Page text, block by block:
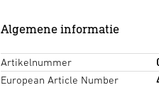
Algemene informatie
Artikelnummer
European Article Number